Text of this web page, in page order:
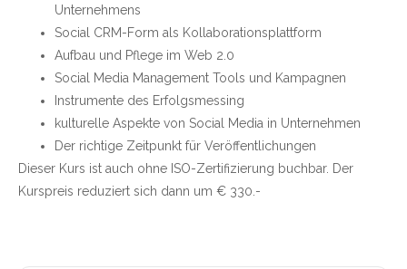
Unternehmens
Social CRM-Form als Kollaborationsplattform
Aufbau und Pflege im Web 2.0
Social Media Management Tools und Kampagnen
Instrumente des Erfolgsmessing
kulturelle Aspekte von Social Media in Unternehmen
Der richtige Zeitpunkt für Veröffentlichungen
Dieser Kurs ist auch ohne ISO-Zertifizierung buchbar. Der
Kurspreis reduziert sich dann um € 330.-